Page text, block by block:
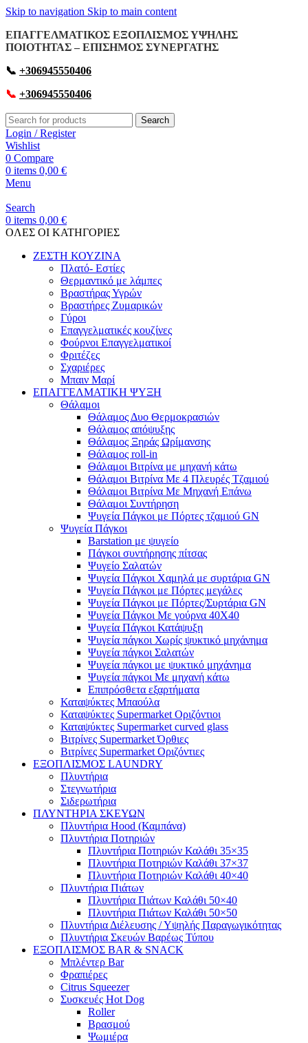
Skip to navigation Skip to main content
ΕΠΑΓΓΕΛΜΑΤΙΚΟΣ ΕΞΟΠΛΙΣΜΟΣ ΥΨΗΛΗΣ
ΠΟΙΟΤΗΤΑΣ – ΕΠΙΣΗΜΟΣ ΣΥΝΕΡΓΑΤΗΣ
📞 +306945550406
📞 +306945550406
Search
Login / Register
Wishlist
0 Compare
0 items 0,00 €
Menu
Search
0 items 0,00 €
OΛΕΣ ΟΙ ΚΑΤΗΓΟΡΙΕΣ
ΖΕΣΤΗ ΚΟΥΖΙΝΑ
Πλατό- Εστίες
Θερμαντικό με λάμπες
Βραστήρας Υγρών
Βραστήρες Ζυμαρικών
Γύροι
Επαγγελματικές κουζίνες
Φούρνοι Επαγγελματικοί
Φριτέζες
Σχαριέρες
Μπαιν Μαρί
ΕΠΑΓΓΕΛΜΑΤΙΚΗ ΨΥΞΗ
Θάλαμοι
Θάλαμος Δυο Θερμοκρασιών
Θάλαμος απόψυξης
Θάλαμος Ξηράς Ωρίμανσης
Θάλαμος roll-in
Θάλαμοι Βιτρίνα με μηχανή κάτω
Θάλαμοι Βιτρίνα Με 4 Πλευρές Τζαμιού
Θάλαμοι Βιτρίνα Με Μηχανή Επάνω
Θάλαμοι Συντήρηση
Ψυγεία Πάγκοι με Πόρτες τζαμιού GN
Ψυγεία Πάγκοι
Barstation με ψυγείο
Πάγκοι συντήρησης πίτσας
Ψυγείο Σαλατών
Ψυγεία Πάγκοι Χαμηλά με συρτάρια GN
Ψυγεία Πάγκοι με Πόρτες μεγάλες
Ψυγεία Πάγκοι με Πόρτες/Συρτάρια GN
Ψυγεία Πάγκοι Με γούρνα 40Χ40
Ψυγεία Πάγκοι Κατάψυξη
Ψυγεία πάγκοι Χωρίς ψυκτικό μηχάνημα
Ψυγεία πάγκοι Σαλατών
Ψυγεία πάγκοι με ψυκτικό μηχάνημα
Ψυγεία πάγκοι Με μηχανή κάτω
Επιπρόσθετα εξαρτήματα
Καταψύκτες Μπαούλα
Καταψύκτες Supermarket Οριζόντιοι
Καταψύκτες Supermarket curved glass
Βιτρίνες Supermarket Όρθιες
Βιτρίνες Supermarket Οριζόντιες
ΕΞΟΠΛΙΣΜΟΣ LAUNDRY
Πλυντήρια
Στεγνωτήρια
Σιδερωτήρια
ΠΛΥΝΤΗΡΙΑ ΣΚΕΥΩΝ
Πλυντήρια Hood (Καμπάνα)
Πλυντήρια Ποτηριών
Πλυντήρια Ποτηριών Καλάθι 35×35
Πλυντήρια Ποτηριών Καλάθι 37×37
Πλυντήρια Ποτηριών Καλάθι 40×40
Πλυντήρια Πιάτων
Πλυντήρια Πιάτων Καλάθι 50×40
Πλυντήρια Πιάτων Καλάθι 50×50
Πλυντήρια Διέλευσης / Υψηλής Παραγωγικότητας
Πλυντήρια Σκευών Βαρέως Τύπου
ΕΞΟΠΛΙΣΜΟΣ BAR & SNACK
Μπλέντερ Bar
Φραπιέρες
Citrus Squeezer
Συσκευές Hot Dog
Roller
Βρασμού
Ψωμιέρα